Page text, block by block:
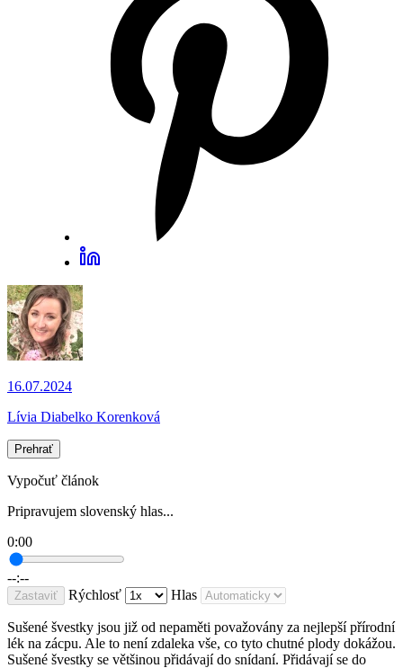
16.07.2024
Lívia Diabelko Korenková
Prehrať
Vypočuť článok
Pripravujem slovenský hlas...
0:00
--:--
Zastaviť Rýchlosť Hlas
Sušené švestky jsou již od nepaměti považovány za nejlepší přírodní
lék na zácpu. Ale to není zdaleka vše, co tyto chutné plody dokážou.
Sušené švestky se většinou přidávají do snídaní. Přidávají se do